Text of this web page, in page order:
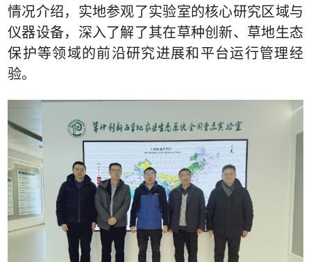
情况介绍，实地参观了实验室的核心研究区域与
仪器设备，深入了解了其在草种创新、草地生态
保护等领域的前沿研究进展和平台运行管理经
验。